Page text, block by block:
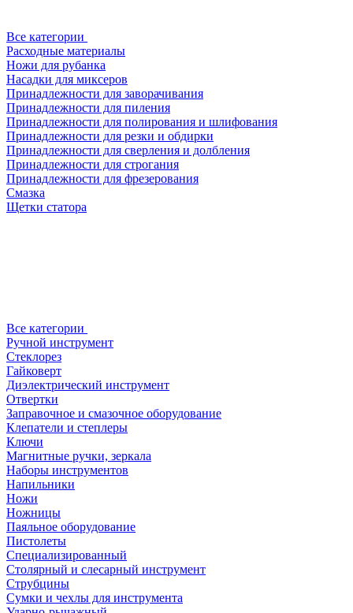
Все категории
Расходные материалы
Ножи для рубанка
Насадки для миксеров
Принадлежности для заворачивания
Принадлежности для пиления
Принадлежности для полирования и шлифования
Принадлежности для резки и обдирки
Принадлежности для сверления и долбления
Принадлежности для строгания
Принадлежности для фрезерования
Смазка
Щетки статора
Все категории
Ручной инструмент
Стеклорез
Гайковерт
Диэлектрический инструмент
Отвертки
Заправочное и смазочное оборудование
Клепатели и степлеры
Ключи
Магнитные ручки, зеркала
Наборы инструментов
Напильники
Ножи
Ножницы
Паяльное оборудование
Пистолеты
Специализированный
Столярный и слесарный инструмент
Струбцины
Сумки и чехлы для инструмента